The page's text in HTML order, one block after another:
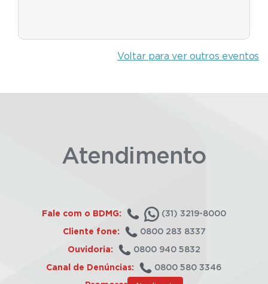
Voltar para ver outros eventos
Atendimento
Fale com o BDMG: (31) 3219-8000
Cliente fone: 0800 283 8337
Ouvidoria: 0800 940 5832
Canal de Denúncias: 0800 580 3346